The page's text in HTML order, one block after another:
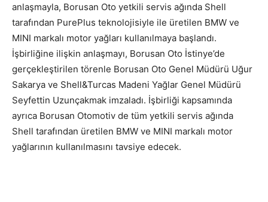
anlaşmayla, Borusan Oto yetkili servis ağında Shell
tarafından PurePlus teknolojisiyle ile üretilen BMW ve
MINI markalı motor yağları kullanılmaya başlandı.
İşbirliğine ilişkin anlaşmayı, Borusan Oto İstinye’de
gerçekleştirilen törenle Borusan Oto Genel Müdürü Uğur
Sakarya ve Shell&Turcas Madeni Yağlar Genel Müdürü
Seyfettin Uzunçakmak imzaladı. İşbirliği kapsamında
ayrıca Borusan Otomotiv de tüm yetkili servis ağında
Shell tarafından üretilen BMW ve MINI markalı motor
yağlarının kullanılmasını tavsiye edecek.